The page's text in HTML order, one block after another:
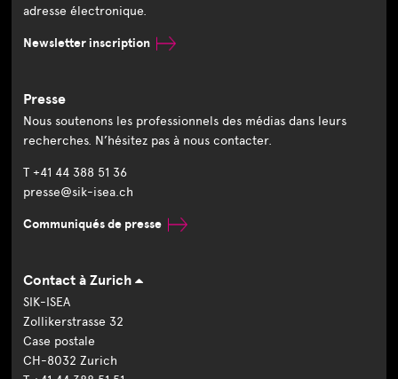
adresse électronique.
Newsletter inscription
Presse
Nous soutenons les professionnels des médias dans leurs
recherches. N’hésitez pas à nous contacter.
T +41 44 388 51 36
presse@sik-isea.ch
Communiqués de presse
Contact à Zurich
SIK-ISEA
Zollikerstrasse 32
Case postale
CH-8032 Zurich